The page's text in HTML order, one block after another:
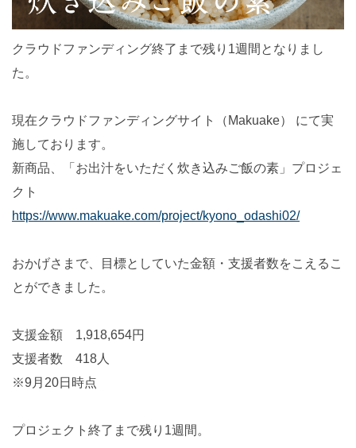
クラウドファンディング終了まで残り1週間となりまし
た。
現在クラウドファンディングサイト（Makuake） にて実
施しております。
新商品、「お出汁をいただく炊き込みご飯の素」プロジェ
クト
https://www.makuake.com/project/kyono_odashi02/
おかげさまで、目標としていた金額・支援者数をこえるこ
とができました。
支援金額 1,918,654円
支援者数 418人
※9月20日時点
プロジェクト終了まで残り1週間。